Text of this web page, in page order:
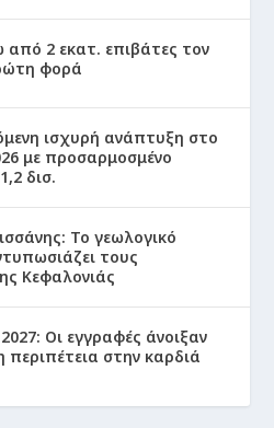
από 2 εκατ. επιβάτες τον
φορά
ισχυρή ανάπτυξη στο
με προσαρμοσμένο
δισ.
Το γεωλογικό
τους
Κεφαλονιάς
Οι εγγραφές άνοιξαν
περιπέτεια στην καρδιά